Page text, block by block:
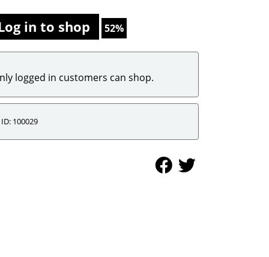
in to shop 52%
logged in customers can shop.
ID: 100029